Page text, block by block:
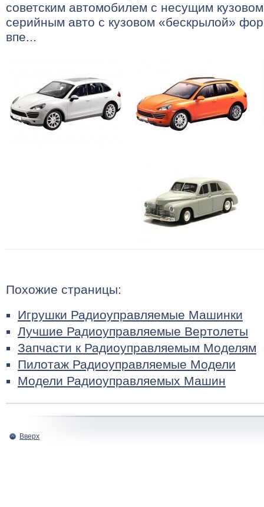
советским автомобилем с несущим
серийным авто с кузовом «бескрылой»
впе...
Похожие страницы:
Игрушки Радиоуправляемые Машинки
Лучшие Радиоуправляемые Вертолеты
Запчасти к Радиоуправляемым Моделям
Пилотаж Радиоуправляемые Модели
Модели Радиоуправляемых Машин
Вверх